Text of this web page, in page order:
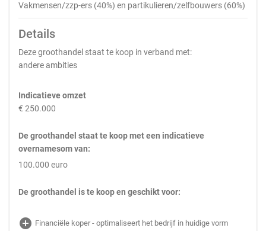
Vakmensen/zzp-ers (40%) en partikulieren/zelfbouwers (60%)
Details
Deze groothandel staat te koop in verband met:
andere ambities
Indicatieve omzet
€ 250.000
De groothandel staat te koop met een indicatieve
overnamesom van:
100.000 euro
De groothandel is te koop en geschikt voor:
add_circle Financiële koper - optimaliseert het bedrijf in huidige vorm